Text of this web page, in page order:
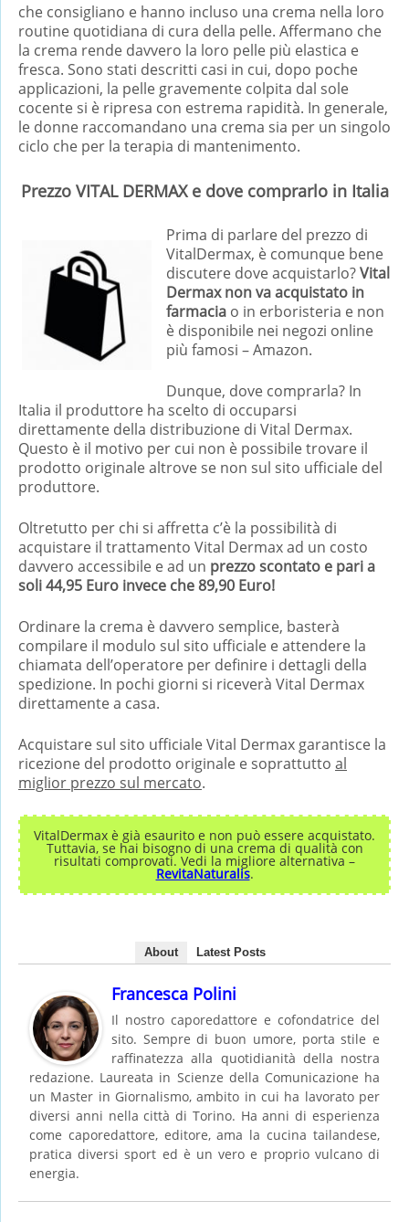
che consigliano e hanno incluso una crema nella loro
routine quotidiana di cura della pelle. Affermano che
la crema rende davvero la loro pelle più elastica e
fresca. Sono stati descritti casi in cui, dopo poche
applicazioni, la pelle gravemente colpita dal sole
cocente si è ripresa con estrema rapidità. In generale,
le donne raccomandano una crema sia per un singolo
ciclo che per la terapia di mantenimento.
Prezzo VITAL DERMAX e dove comprarlo in Italia
Prima di parlare del prezzo di
VitalDermax, è comunque bene
discutere dove acquistarlo?Vital
Dermax non va acquistato in
farmacia o in erboristeria e non
è disponibile nei negozi online
più famosi – Amazon.
Dunque, dove comprarla? In
Italia il produttore ha scelto di occuparsi
direttamente della distribuzione di Vital Dermax.
Questo è il motivo per cui non è possibile trovare il
prodotto originale altrove se non sul sito ufficiale del
produttore.
Oltretutto per chi si affretta c’è la possibilità di
acquistare il trattamento Vital Dermax ad un costo
davvero accessibile e ad un prezzo scontato e pari a
soli 44,95 Euro invece che 89,90 Euro!
Ordinare la crema è davvero semplice, basterà
compilare il modulo sul sito ufficiale e attendere la
chiamata dell’operatore per definire i dettagli della
spedizione. In pochi giorni si riceverà Vital Dermax
direttamente a casa.
Acquistare sul sito ufficiale Vital Dermax garantisce la
ricezione del prodotto originale e soprattutto al
miglior prezzo sul mercato.
VitalDermax è già esaurito e non può essere acquistato.
Tuttavia, se hai bisogno di una crema di qualità con
risultati comprovati. Vedi la migliore alternativa –
RevitaNaturalis.
About Latest Posts
Francesca Polini
Il nostro caporedattore e cofondatrice del
sito. Sempre di buon umore, porta stile e
raffinatezza alla quotidianità della nostra
redazione. Laureata in Scienze della Comunicazione ha
un Master in Giornalismo, ambito in cui ha lavorato per
diversi anni nella città di Torino. Ha anni di esperienza
come caporedattore, editore, ama la cucina tailandese,
pratica diversi sport ed è un vero e proprio vulcano di
energia.